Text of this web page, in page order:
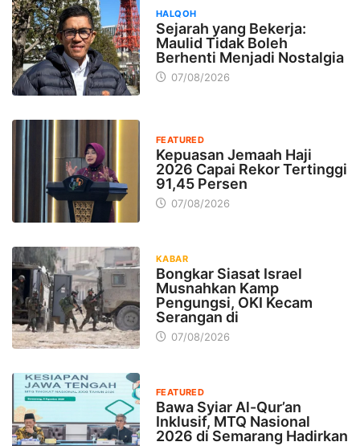
HALQOH
Sejarah yang Bekerja:
Maulid Tidak Boleh
Berhenti Menjadi Nostalgia
07/08/2026
FEATURED
Kepuasan Jemaah Haji
2026 Capai Rekor Tertinggi
91,45 Persen
07/08/2026
KABAR
Bongkar Siasat Israel
Musnahkan Kamp
Pengungsi, OKI Kecam
Serangan di
07/08/2026
FEATURED
Bawa Syiar Al-Qur’an
Inklusif, MTQ Nasional
2026 di Semarang Hadirkan